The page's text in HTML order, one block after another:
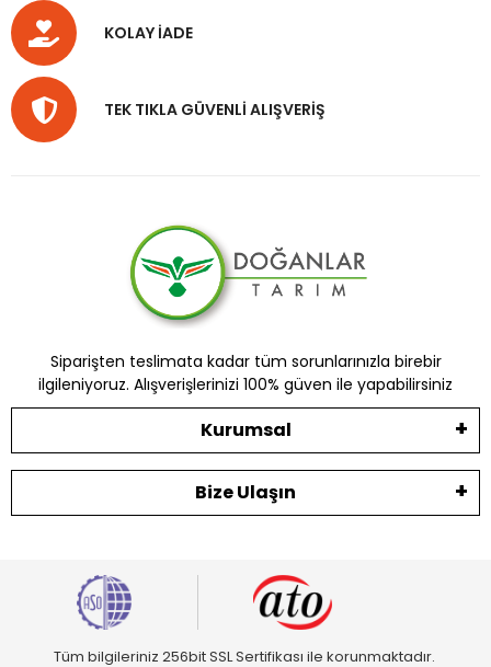
KOLAY İADE
TEK TIKLA GÜVENLİ ALIŞVERİŞ
Siparişten teslimata kadar tüm sorunlarınızla birebir
ilgileniyoruz. Alışverişlerinizi 100% güven ile yapabilirsiniz
Kurumsal
Bize Ulaşın
Tüm bilgileriniz 256bit SSL Sertifikası ile korunmaktadır.